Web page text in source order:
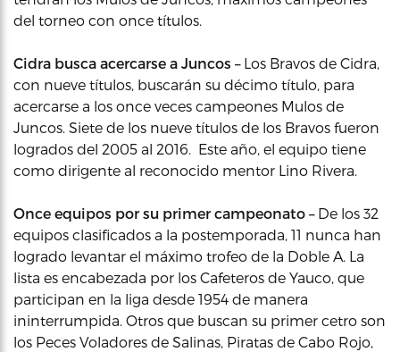
del torneo con once títulos.
Cidra busca acercarse a Juncos – Los Bravos de Cidra,
con nueve títulos, buscarán su décimo título, para
acercarse a los once veces campeones Mulos de
Juncos. Siete de los nueve títulos de los Bravos fueron
logrados del 2005 al 2016. Este año, el equipo tiene
como dirigente al reconocido mentor Lino Rivera.
Once equipos por su primer campeonato – De los 32
equipos clasificados a la postemporada, 11 nunca han
logrado levantar el máximo trofeo de la Doble A. La
lista es encabezada por los Cafeteros de Yauco, que
participan en la liga desde 1954 de manera
ininterrumpida. Otros que buscan su primer cetro son
los Peces Voladores de Salinas, Piratas de Cabo Rojo,